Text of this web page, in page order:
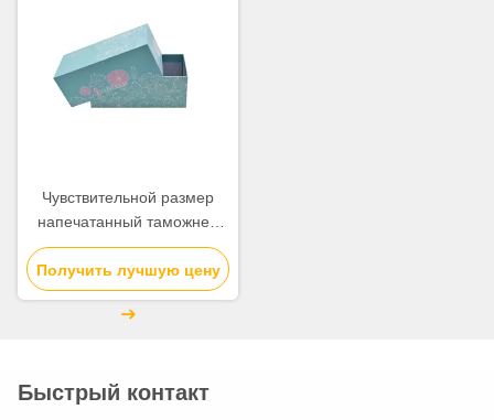
Чувствительной размер
напечатанный таможней
подарочных коробок 18 *
14 * 9км с крышкой и типом
основания
Получить лучшую цену
Быстрый контакт